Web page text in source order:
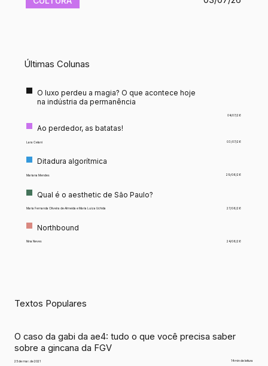
​Últimas Colunas
O luxo perdeu a magia? O que acontece hoje
na indústria da permanência
04/07/26
Ao perdedor, as batatas!
Lara Celani 03/07/26
Ditadura algorítmica
Mariana Mendes 29/06/26
Qual é o aesthetic de São Paulo?
Maria Fernanda Oliveira de Almeida e Maria Luiza Uchida 27/06/26
Northbound
Nina Neves 24/06/26
Textos Populares
O caso da gabi da ae4: tudo o que você precisa saber
sobre a gincana da FGV
25 de mar. de 2021 14 min de leitura